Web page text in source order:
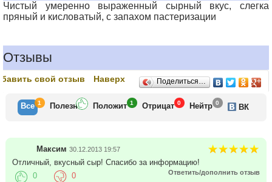
Чистый умеренно выраженный сырный вкус, слегка
пряный и кисловатый, с запахом пастеризации
Отзывы
свой отзыв Наверх Поделиться…
Все 1 Полезн Положит 1 Отрицат 0 Нейтр 0 ВК
Максим 30.12.2013 19:57
Отличный, вкусный сыр! Спасибо за информацию!
Ответить/дополнить отзыв
0 0